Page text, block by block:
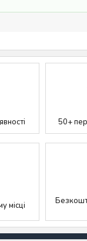
50+
місці